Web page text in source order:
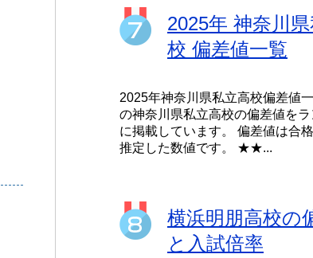
2025年 神奈川
校 偏差値一覧
2025年神奈川県私立高校偏差値
の神奈川県私立高校の偏差値を
に掲載しています。 偏差値は合
推定した数値です。 ★★...
横浜明朋高校の
と入試倍率